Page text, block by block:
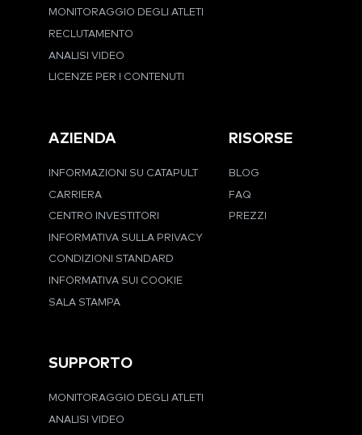
MONITORAGGIO DEGLI ATLETI
RECLUTAMENTO
ANALISI VIDEO
LICENZE PER I CONTENUTI
AZIENDA
INFORMAZIONI SU CATAPULT
CARRIERA
CENTRO INVESTITORI
INFORMATIVA SULLA PRIVACY
CONDIZIONI STANDARD
INFORMATIVA SUI COOKIE
SALA STAMPA
RISORSE
BLOG
FAQ
PREZZI
SUPPORTO
MONITORAGGIO DEGLI ATLETI
ANALISI VIDEO